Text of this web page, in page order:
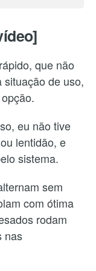
que não
de uso,
eu não tive
lentidão, e
sistema.
sem
com ótima
rodam
nas